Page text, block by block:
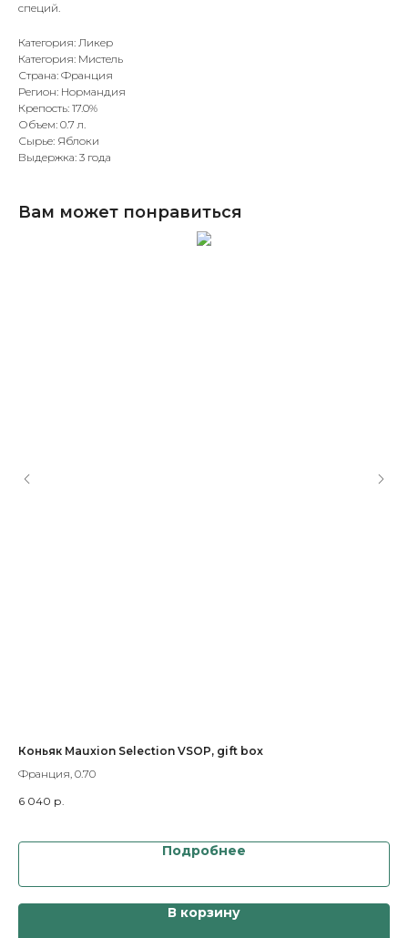
специй.
Категория: Ликер
Категория: Мистель
Страна: Франция
Регион: Нормандия
Крепость: 17.0%
Объем: 0.7 л.
Сырье: Яблоки
Выдержка: 3 года
Вам может понравиться
Коньяк Mauxion Selection VSOP, gift box
Франция, 0.70
6 040 р.
Подробнее
В корзину